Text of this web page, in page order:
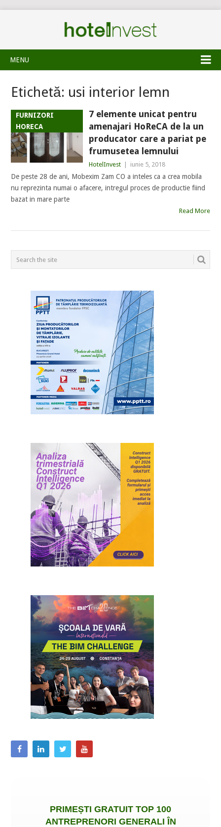
MENU
Etichetă: usi interior lemn
FURNIZORI
HORECA
7 elemente unicat pentru
amenajari HoReCA de la un
producator care a pariat pe
frumusetea lemnului
HotelInvest iunie 5, 2018
De peste 28 de ani, Mobexim Zam CO a inteles ca a crea mobila
nu reprezinta numai o afacere, intregul proces de productie fiind
bazat in mare parte
Read More
POSTS
NAVIGATION
PRIMEȘTI GRATUIT TOP 100
ANTREPRENORI GENERALI ÎN